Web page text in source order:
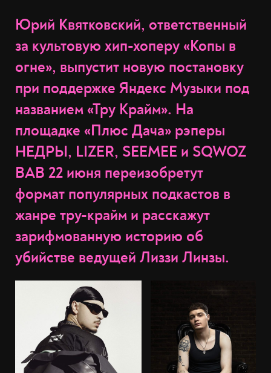
Юрий Квятковский, ответственный
за культовую хип-хоперу «Копы в
огне», выпустит новую постановку
при поддержке Яндекс Музыки под
названием «Тру Крайм». На
площадке «Плюс Дача» рэперы
НЕДРЫ, LIZER, SEEMEE и SQWOZ
BAB 22 июня переизобретут
формат популярных подкастов в
жанре тру-крайм и расскажут
зарифмованную историю об
убийстве ведущей Лиззи Линзы.